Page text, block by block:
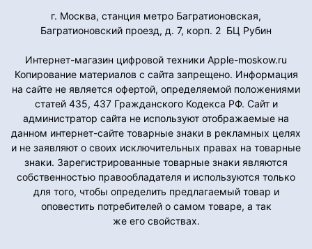
г. Москва, станция метро Багратионовская,
Багратионовский проезд, д. 7, корп. 2 БЦ Рубин
Интернет-магазин цифровой техники Apple-moskow.ru
Копирование материалов с сайта запрещено. Информация
на сайте не является офертой, определяемой положениями
статей 435, 437 Гражданского Кодекса РФ. Сайт и
администратор сайта не используют отображаемые на
данном интернет-сайте товарные знаки в рекламных целях
и не заявляют о своих исключительных правах на товарные
знаки. Зарегистрированные товарные знаки являются
собственностью правообладателя и используются только
для того, чтобы определить предлагаемый товар и
оповестить потребителей о самом товаре, а так
же его свойствах.